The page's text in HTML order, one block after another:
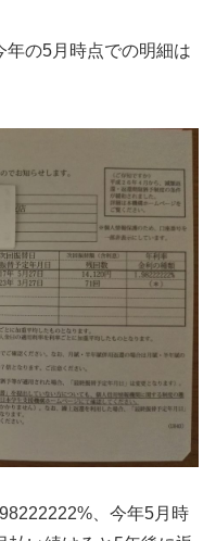
の5月時点での明細は
、今年5月時